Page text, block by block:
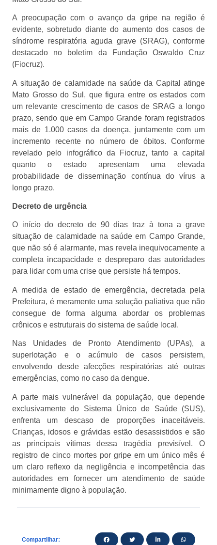
A preocupação com o avanço da gripe na região é
evidente, sobretudo diante do aumento dos casos de
síndrome respiratória aguda grave (SRAG), conforme
destacado no boletim da Fundação Oswaldo Cruz
(Fiocruz).
A situação de calamidade na saúde da Capital atinge
Mato Grosso do Sul, que figura entre os estados com
um relevante crescimento de casos de SRAG a longo
prazo, sendo que em Campo Grande foram registrados
mais de 1.000 casos da doença, juntamente com um
incremento recente no número de óbitos. Conforme
revelado pelo infográfico da Fiocruz, tanto a capital
quanto o estado apresentam uma elevada
probabilidade de disseminação contínua do vírus a
longo prazo.
Decreto de urgência
O início do decreto de 90 dias traz à tona a grave
situação de calamidade na saúde em Campo Grande,
que não só é alarmante, mas revela inequivocamente a
completa incapacidade e despreparo das autoridades
para lidar com uma crise que persiste há tempos.
A medida de estado de emergência, decretada pela
Prefeitura, é meramente uma solução paliativa que não
consegue de forma alguma abordar os problemas
crônicos e estruturais do sistema de saúde local.
Nas Unidades de Pronto Atendimento (UPAs), a
superlotação e o acúmulo de casos persistem,
envolvendo desde afecções respiratórias até outras
emergências, como no caso da dengue.
A parte mais vulnerável da população, que depende
exclusivamente do Sistema Único de Saúde (SUS),
enfrenta um descaso de proporções inaceitáveis.
Crianças, idosos e grávidas estão desassistidos e são
as principais vítimas dessa tragédia previsível. O
registro de cinco mortes por gripe em um único mês é
um claro reflexo da negligência e incompetência das
autoridades em fornecer um atendimento de saúde
minimamente digno à população.
Compartilhar: